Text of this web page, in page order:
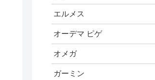
エルメス
オーデマ ピゲ
オメガ
ガーミン